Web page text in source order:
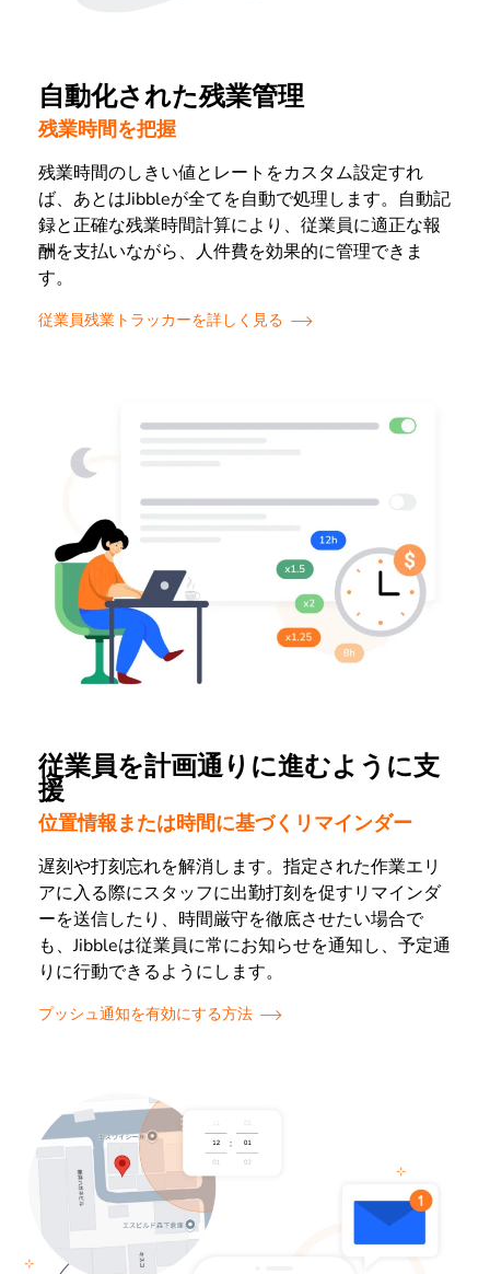
自動化された残業管理
残業時間を把握
残業時間のしきい値とレートをカスタム設定すれ
ば、あとはJibbleが全てを自動で処理します。自動記
録と正確な残業時間計算により、従業員に適正な報
酬を支払いながら、人件費を効果的に管理できま
す。
従業員残業トラッカーを詳しく見る
従業員を計画通りに進むように支
援
位置情報または時間に基づくリマインダー
遅刻や打刻忘れを解消します。指定された作業エリ
アに入る際にスタッフに出勤打刻を促すリマインダ
ーを送信したり、時間厳守を徹底させたい場合で
も、Jibbleは従業員に常にお知らせを通知し、予定通
りに行動できるようにします。
プッシュ通知を有効にする方法